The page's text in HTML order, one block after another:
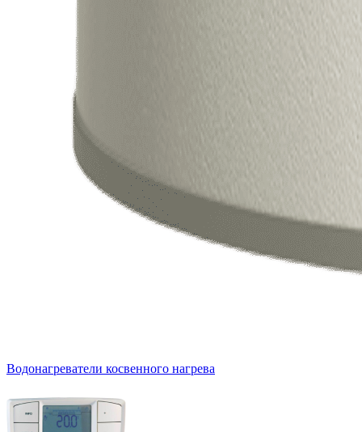
Водонагреватели косвенного нагрева